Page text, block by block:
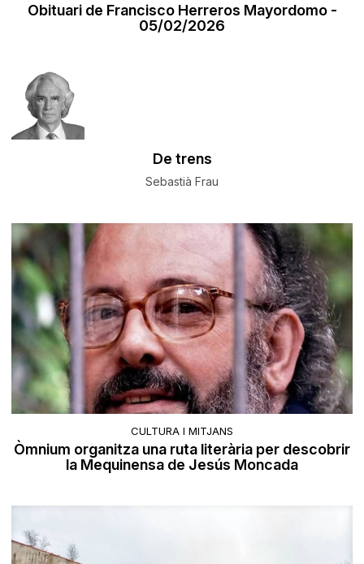
Obituari de Francisco Herreros Mayordomo -
05/02/2026
De trens
Sebastià Frau
CULTURA I MITJANS
Òmnium organitza una ruta literària per descobrir
la Mequinensa de Jesús Moncada